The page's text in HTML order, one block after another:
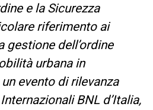
e la Sicurezza
riferimento ai
dell’ordine
urbana in
evento di rilevanza
BNL d’Italia,